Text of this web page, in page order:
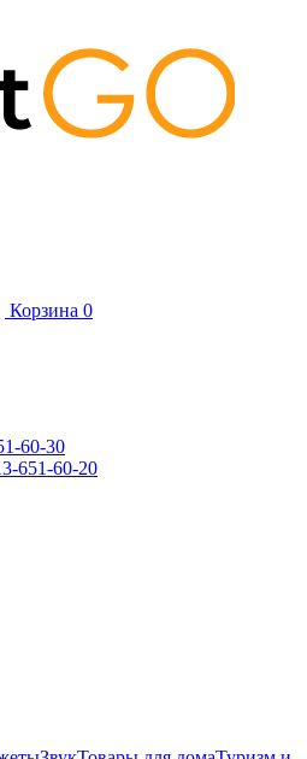
Корзина 0
60-30
651-60-20